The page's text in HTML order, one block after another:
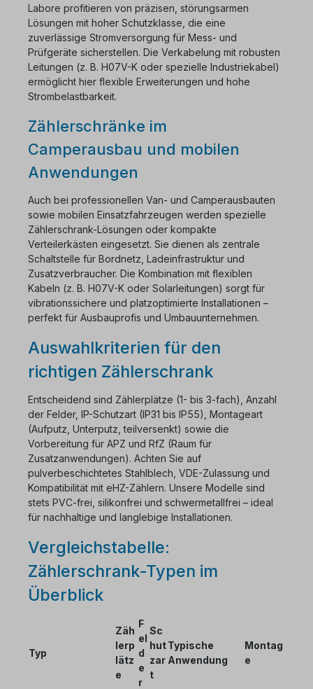
Labore profitieren von präzisen, störungsarmen
Lösungen mit hoher Schutzklasse, die eine
zuverlässige Stromversorgung für Mess- und
Prüfgeräte sicherstellen. Die Verkabelung mit robusten
Leitungen (z. B. H07V-K oder spezielle Industriekabel)
ermöglicht hier flexible Erweiterungen und hohe
Strombelastbarkeit.
Zählerschränke im
Camperausbau und mobilen
Anwendungen
Auch bei professionellen Van- und Camperausbauten
sowie mobilen Einsatzfahrzeugen werden spezielle
Zählerschrank-Lösungen oder kompakte
Verteilerkästen eingesetzt. Sie dienen als zentrale
Schaltstelle für Bordnetz, Ladeinfrastruktur und
Zusatzverbraucher. Die Kombination mit flexiblen
Kabeln (z. B. H07V-K oder Solarleitungen) sorgt für
vibrationssichere und platzoptimierte Installationen –
perfekt für Ausbauprofis und Umbauunternehmen.
Auswahlkriterien für den
richtigen Zählerschrank
Entscheidend sind Zählerplätze (1- bis 3-fach), Anzahl
der Felder, IP-Schutzart (IP31 bis IP55), Montageart
(Aufputz, Unterputz, teilversenkt) sowie die
Vorbereitung für APZ und RfZ (Raum für
Zusatzanwendungen). Achten Sie auf
pulverbeschichtetes Stahlblech, VDE-Zulassung und
Kompatibilität mit eHZ-Zählern. Unsere Modelle sind
stets PVC-frei, silikonfrei und schwermetallfrei – ideal
für nachhaltige und langlebige Installationen.
Vergleichstabelle:
Zählerschrank-Typen im
Überblick
Typ
Zäh
lerp
lätz
e
F
el
d
e
r
Sc
hut
zar
t
Typische
Anwendung
Montag
e